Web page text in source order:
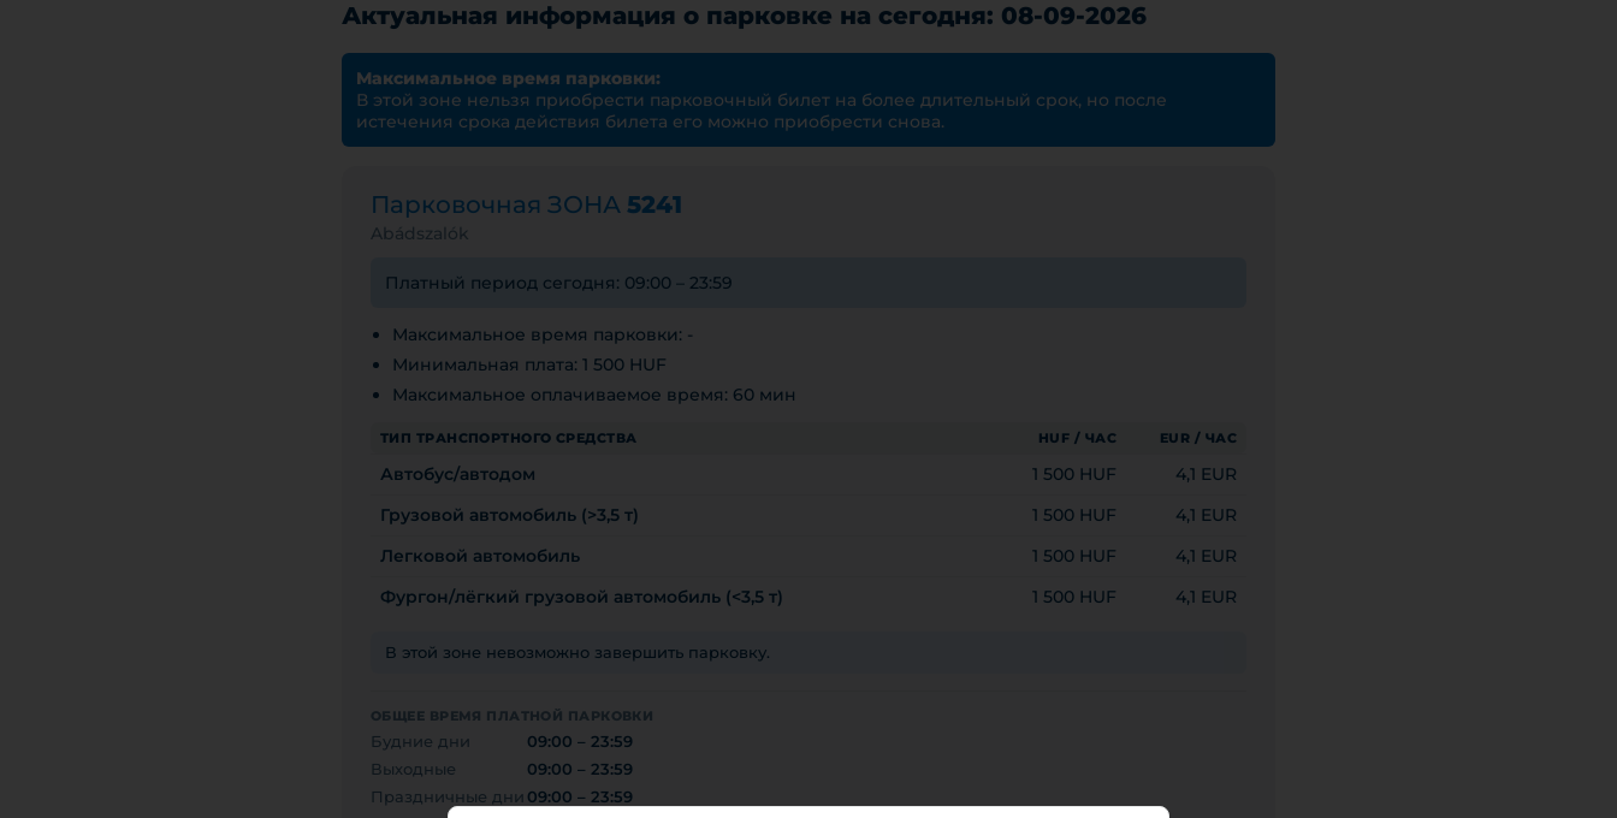
Актуальная информация о парковке на сегодня: 08-09-2026
Максимальное время парковки:
В этой зоне нельзя приобрести парковочный билет на более длительный срок, но после
истечения срока действия билета его можно приобрести снова.
Парковочная ЗОНА 5241
Abádszalók
Платный период сегодня: 09:00 – 23:59
Максимальное время парковки: -
Минимальная плата: 1 500 HUF
Максимальное оплачиваемое время: 60 мин
ТИП ТРАНСПОРТНОГО СРЕДСТВА HUF / ЧАС EUR / ЧАС
Автобус/автодом 1 500 HUF
4,1 EUR
Грузовой автомобиль (>3,5 т)
1 500 HUF
4,1 EUR
Легковой автомобиль
1 500 HUF
4,1 EUR
Фургон/лёгкий грузовой автомобиль (<3,5 т)
1 500 HUF 4,1 EUR
В этой зоне невозможно завершить парковку.
ОБЩЕЕ ВРЕМЯ ПЛАТНОЙ ПАРКОВКИ
Будние дни
09:00 – 23:59
Выходные
09:00 – 23:59
Праздничные дни 09:00 – 23:59